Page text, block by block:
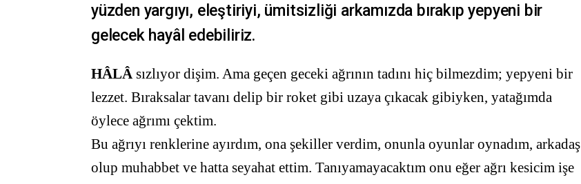
yüzden yargıyı, eleştiriyi, ümitsizliği arkamızda bırakıp yepyeni bir
gelecek hayâl edebiliriz.
HÂLÂ sızlıyor dişim. Ama geçen geceki ağrının tadını hiç bilmezdim; yepyeni bir
lezzet. Bıraksalar tavanı delip bir roket gibi uzaya çıkacak gibiyken, yatağımda
öylece ağrımı çektim.
Bu ağrıyı renklerine ayırdım, ona şekiller verdim, onunla oyunlar oynadım, arkadaş
olup muhabbet ve hatta seyahat ettim. Tanıyamayacaktım onu eğer ağrı kesicim işe